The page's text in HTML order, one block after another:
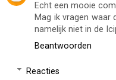
Echt een mooie
Mag ik vragen waar
namelijk niet in de
Beantwoorden
Reacties